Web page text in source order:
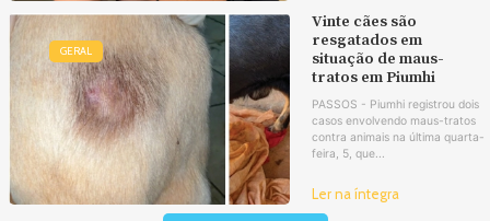
GERAL
Vinte cães são
resgatados em
situação de maus-
tratos em Piumhi
PASSOS - Piumhi registrou dois
casos envolvendo maus-tratos
contra animais na última quarta-
feira, 5, que...
Ler na íntegra